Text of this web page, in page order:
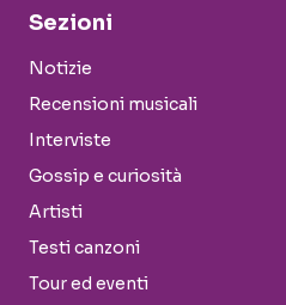
Sezioni
Notizie
Recensioni musicali
Interviste
Gossip e curiosità
Artisti
Testi canzoni
Tour ed eventi